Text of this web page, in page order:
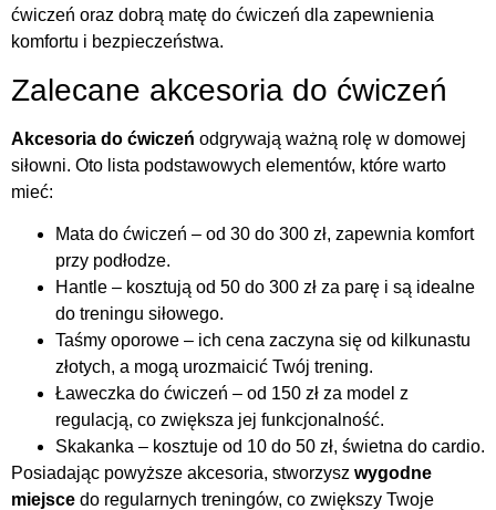
ćwiczeń oraz dobrą matę do ćwiczeń dla zapewnienia
komfortu i bezpieczeństwa.
Zalecane akcesoria do ćwiczeń
Akcesoria do ćwiczeń odgrywają ważną rolę w domowej
siłowni. Oto lista podstawowych elementów, które warto
mieć:
Mata do ćwiczeń – od 30 do 300 zł, zapewnia komfort
przy podłodze.
Hantle – kosztują od 50 do 300 zł za parę i są idealne
do treningu siłowego.
Taśmy oporowe – ich cena zaczyna się od kilkunastu
złotych, a mogą urozmaicić Twój trening.
Ławeczka do ćwiczeń – od 150 zł za model z
regulacją, co zwiększa jej funkcjonalność.
Skakanka – kosztuje od 10 do 50 zł, świetna do cardio.
Posiadając powyższe akcesoria, stworzysz wygodne
miejsce do regularnych treningów, co zwiększy Twoje